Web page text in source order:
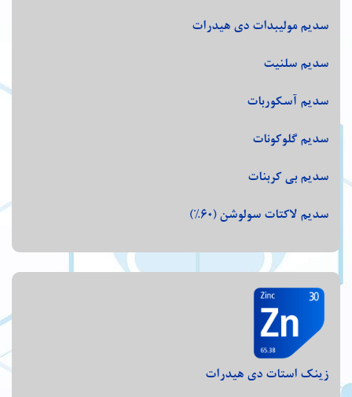
سدیم مولیبدات دی هیدرات
سدیم سلنیت
سدیم آسکوربات
سدیم گلوکونات
سدیم بی کربنات
سدیم لاکتات سولوشن (60%)
زینک استات دی هیدرات